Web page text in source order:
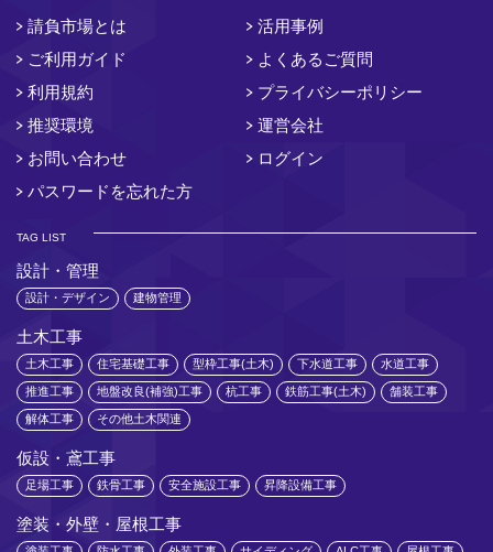
請負市場とは
活用事例
ご利用ガイド
よくあるご質問
利用規約
プライバシーポリシー
推奨環境
運営会社
お問い合わせ
ログイン
パスワードを忘れた方
TAG LIST
設計・管理
設計・デザイン 建物管理
土木工事
土木工事 住宅基礎工事 型枠工事(土木) 下水道工事 水道工事
推進工事 地盤改良(補強)工事 杭工事 鉄筋工事(土木) 舗装工事
解体工事 その他土木関連
仮設・鳶工事
足場工事 鉄骨工事 安全施設工事 昇降設備工事
塗装・外壁・屋根工事